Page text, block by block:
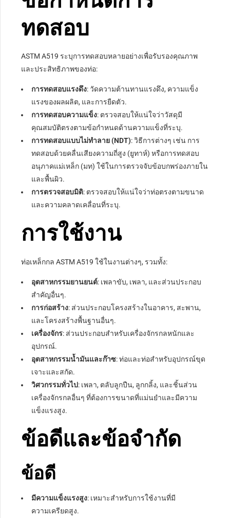
ทดสอบ
ASTM A519 ระบุการทดสอบหลายอย่างเพื่อรับรองคุณภาพ
และประสิทธิภาพของท่อ:
การทดสอบแรงดึง: วัดความต้านทานแรงดึง, ความแข็ง
แรงของผลผลิต, และการยืดตัว.
การทดสอบความแข็ง: ตรวจสอบให้แน่ใจว่าวัสดุมี
คุณสมบัติตรงตามข้อกำหนดด้านความแข็งที่ระบุ.
การทดสอบแบบไม่ทำลาย (NDT): วิธีการต่างๆ เช่น การ
ทดสอบด้วยคลื่นเสียงความถี่สูง (ยูทาห์) หรือการทดสอบ
อนุภาคแม่เหล็ก (มท) ใช้ในการตรวจจับข้อบกพร่องภายใน
และพื้นผิว.
การตรวจสอบมิติ: ตรวจสอบให้แน่ใจว่าท่อตรงตามขนาด
และความคลาดเคลื่อนที่ระบุ.
การใช้งาน
ท่อเหล็กกล ASTM A519 ใช้ในงานต่างๆ, รวมทั้ง:
อุตสาหกรรมยานยนต์: เพลาขับ, เพลา, และส่วนประกอบ
สำคัญอื่นๆ.
การก่อสร้าง: ส่วนประกอบโครงสร้างในอาคาร, สะพาน,
และโครงสร้างพื้นฐานอื่นๆ.
เครื่องจักร: ส่วนประกอบสำหรับเครื่องจักรกลหนักและ
อุปกรณ์.
อุตสาหกรรมน้ำมันและก๊าซ: ท่อและท่อสำหรับอุปกรณ์ขุด
เจาะและสกัด.
วิศวกรรมทั่วไป: เพลา, ตลับลูกปืน, ลูกกลิ้ง, และชิ้นส่วน
เครื่องจักรกลอื่นๆ ที่ต้องการขนาดที่แม่นยำและมีความ
แข็งแรงสูง.
ข้อดีและข้อจำกัด
ข้อดี
มีความแข็งแรงสูง: เหมาะสำหรับการใช้งานที่มี
ความเครียดสูง.